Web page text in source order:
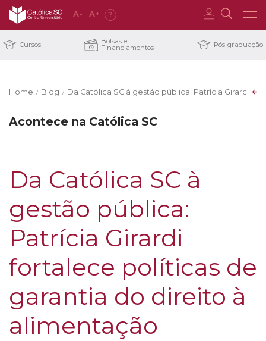
A- A+ ?
Cursos Bolsas e
Financiamentos Pós-graduação
Home / Blog / Da Católica SC à gestão pública: Patrícia Girardi
Acontece na Católica SC
Da Católica SC à
gestão pública:
Patrícia Girardi
fortalece políticas de
garantia do direito à
alimentação